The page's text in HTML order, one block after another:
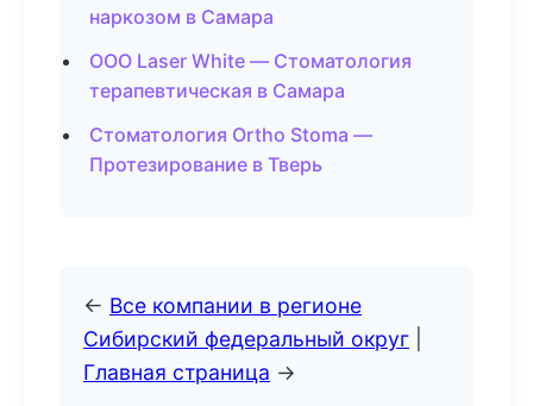
наркозом в Самара
ООО Laser White — Стоматология
терапевтическая в Самара
Стоматология Ortho Stoma —
Протезирование в Тверь
← Все компании в регионе
Сибирский федеральный округ
Главная страница →